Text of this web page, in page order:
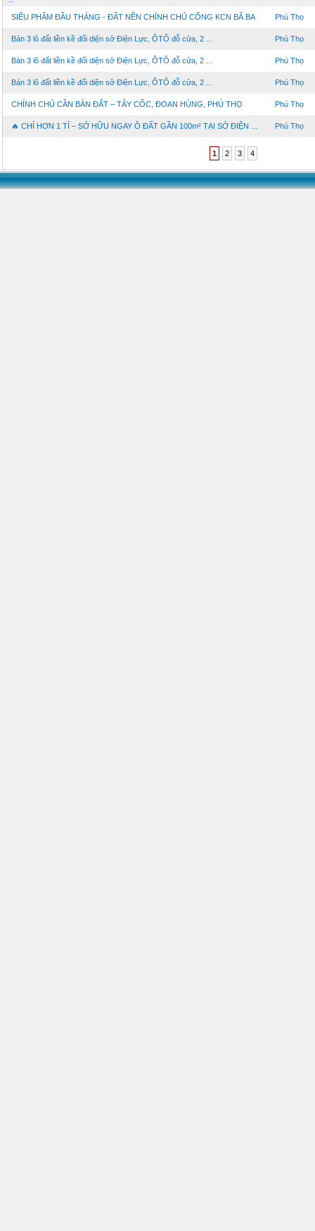
SIÊU PHẨM ĐẦU THÁNG - ĐẤT NỀN CHÍNH CHỦ CỔNG KCN BÃ BA Phú Thọ
Bán 3 lô đất liền kề đối diện sở Điện Lực, ÔTÔ đỗ cửa, 2 ... Phú Thọ
Bán 3 lô đất liền kề đối diện sở Điện Lực, ÔTÔ đỗ cửa, 2 ... Phú Thọ
Bán 3 lô đất liền kề đối diện sở Điện Lực, ÔTÔ đỗ cửa, 2 ... Phú Thọ
CHÍNH CHỦ CẦN BÁN ĐẤT – TÂY CỐC, ĐOAN HÙNG, PHÚ THỌ Phú Thọ
🔥 CHỈ HƠN 1 TỈ – SỞ HỮU NGAY Ô ĐẤT GẦN 100m² TẠI SỞ ĐIỆN ... Phú Thọ
1 2 3 4